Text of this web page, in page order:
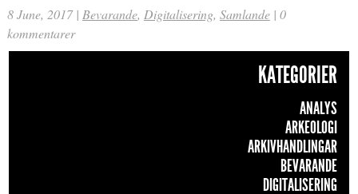
8 June, 2017 | Bevarande, Digitalisering, Samlande | 0
kommentarer
KATEGORIER
ANALYS
ARKEOLOGI
ARKIVHANDLINGAR
BEVARANDE
DIGITALISERING